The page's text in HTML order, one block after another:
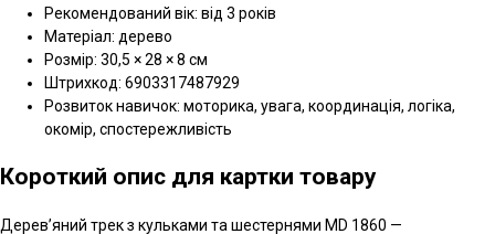
Рекомендований вік: від 3 років
Матеріал: дерево
Розмір: 30,5 × 28 × 8 см
Штрихкод: 6903317487929
Розвиток навичок: моторика, увага, координація, логіка,
окомір, спостережливість
Короткий опис для картки товару
Дерев’яний трек з кульками та шестернями MD 1860 —